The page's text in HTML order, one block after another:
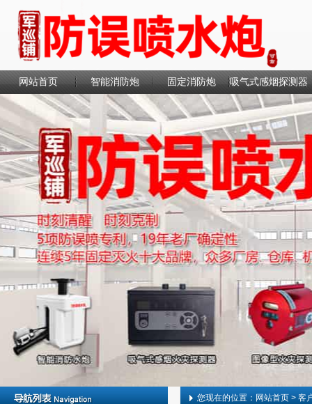
网站首页 智能消防炮 固定消防炮 吸气式感烟探测器
联系我们
您现在的位置： 网站首页 > 客